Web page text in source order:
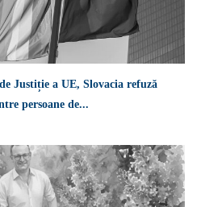
Justiție a UE, Slovacia refuză
persoane de...